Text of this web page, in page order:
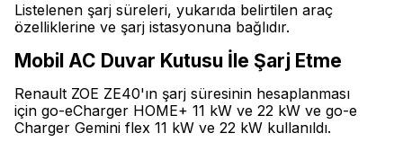
Listelenen şarj süreleri, yukarıda belirtilen araç
özelliklerine ve şarj istasyonuna bağlıdır.
Mobil AC Duvar Kutusu İle Şarj Etme
Renault ZOE ZE40'ın şarj süresinin hesaplanması
için go-eCharger HOME+ 11 kW ve 22 kW ve go-e
Charger Gemini flex 11 kW ve 22 kW kullanıldı.